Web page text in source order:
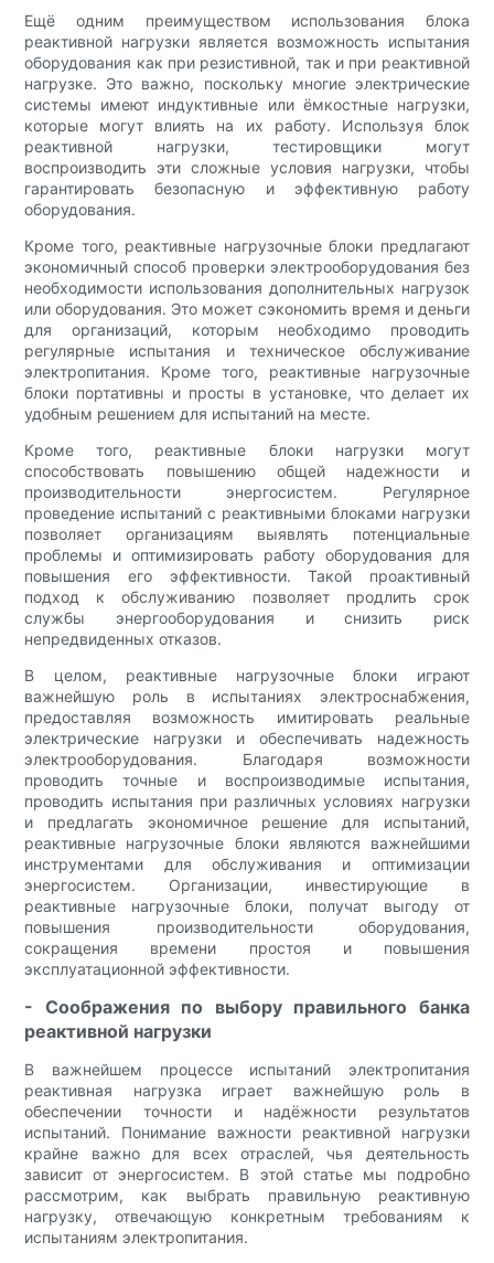
Ещё одним преимуществом использования блока
реактивной нагрузки является возможность испытания
оборудования как при резистивной, так и при реактивной
нагрузке. Это важно, поскольку многие электрические
системы имеют индуктивные или ёмкостные нагрузки,
которые могут влиять на их работу. Используя блок
реактивной нагрузки, тестировщики могут
воспроизводить эти сложные условия нагрузки, чтобы
гарантировать безопасную и эффективную работу
оборудования.
Кроме того, реактивные нагрузочные блоки предлагают
экономичный способ проверки электрооборудования без
необходимости использования дополнительных нагрузок
или оборудования. Это может сэкономить время и деньги
для организаций, которым необходимо проводить
регулярные испытания и техническое обслуживание
электропитания. Кроме того, реактивные нагрузочные
блоки портативны и просты в установке, что делает их
удобным решением для испытаний на месте.
Кроме того, реактивные блоки нагрузки могут
способствовать повышению общей надежности и
производительности энергосистем. Регулярное
проведение испытаний с реактивными блоками нагрузки
позволяет организациям выявлять потенциальные
проблемы и оптимизировать работу оборудования для
повышения его эффективности. Такой проактивный
подход к обслуживанию позволяет продлить срок
службы энергооборудования и снизить риск
непредвиденных отказов.
В целом, реактивные нагрузочные блоки играют
важнейшую роль в испытаниях электроснабжения,
предоставляя возможность имитировать реальные
электрические нагрузки и обеспечивать надежность
электрооборудования. Благодаря возможности
проводить точные и воспроизводимые испытания,
проводить испытания при различных условиях нагрузки
и предлагать экономичное решение для испытаний,
реактивные нагрузочные блоки являются важнейшими
инструментами для обслуживания и оптимизации
энергосистем. Организации, инвестирующие в
реактивные нагрузочные блоки, получат выгоду от
повышения производительности оборудования,
сокращения времени простоя и повышения
эксплуатационной эффективности.
- Соображения по выбору правильного банка
реактивной нагрузки
В важнейшем процессе испытаний электропитания
реактивная нагрузка играет важнейшую роль в
обеспечении точности и надёжности результатов
испытаний. Понимание важности реактивной нагрузки
крайне важно для всех отраслей, чья деятельность
зависит от энергосистем. В этой статье мы подробно
рассмотрим, как выбрать правильную реактивную
нагрузку, отвечающую конкретным требованиям к
испытаниям электропитания.